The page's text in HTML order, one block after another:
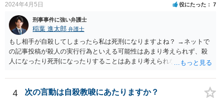
2024年4月5日 役にたった 7
刑事事件に強い弁護士
稲葉 進太郎 弁護士
もし相手が自殺してしまったら私は死刑になりますよね？ →ネットで
の記事投稿が殺人の実行行為といえる可能性はあまり考えられず、殺
人になったり死刑になったりすることはあまり考えられないように思
4 次の言動は自殺教唆にあたりますか？